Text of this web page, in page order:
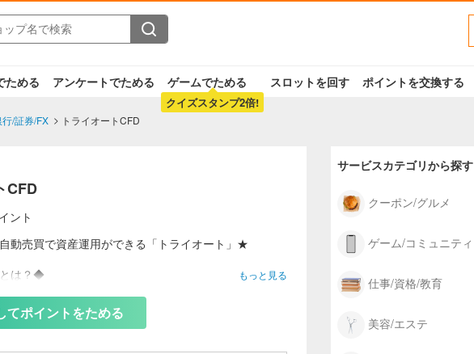
ためる アンケートでためる ゲームでためる
クイズスタンプ2倍!
スロットを回す ポイントを交換する
行/証券/FX トライオートCFD
CFD
ント
動売買で資産運用ができる「トライオート」★
は？◆
年を迎え、このたびCFDが追加されました。
としては業界初の自動売買ができるサービスとなりま
もっと見る
てポイントをためる
サービスカテゴリから探す
クーポン/グルメ
ゲーム/コミュニティ
仕事/資格/教育
美容/エステ